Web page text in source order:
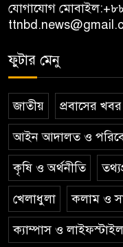
যোগাযোগ মোবাইল:
ফুটার মেনু
জাতীয় প্রবাসের খবর
আইন আদালত ও
কৃষি ও অর্থনীতি
খেলাধুলা কলাম ও
ক্যাম্পাস ও লাইফস্টাইল